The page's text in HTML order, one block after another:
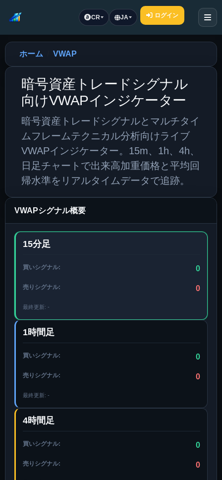
CR JA ログイン
ホーム VWAP
暗号資産トレードシグナル
向けVWAPインジケーター
暗号資産トレードシグナルとマルチタイ
ムフレームテクニカル分析向けライブ
VWAPインジケーター。15m、1h、4h、
日足チャートで出来高加重価格と平均回
帰水準をリアルタイムデータで追跡。
VWAPシグナル概要
15分足
買いシグナル: 0
売りシグナル: 0
最終更新: -
1時間足
買いシグナル: 0
売りシグナル: 0
最終更新: -
4時間足
買いシグナル: 0
売りシグナル: 0